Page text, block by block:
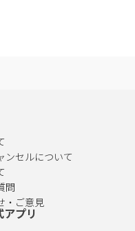
ンセルについて
問
・ご意見
アプリ